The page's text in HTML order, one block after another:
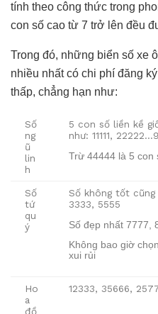
tính theo công thức trong
con số cao từ 7 trở lên đều
Trong đó, những biển số xe
nhiều nhất có chi phí đăng
thấp, chẳng hạn như:
Số
ng
ũ
lin
h
5 con số liền kề
như: 11111,
Trừ 44444 là 5 con
Số
tứ
qu
ý
Số không tốt cũng
3333, 5555
Số đẹp nhất 7777,
Không bao giờ
xui rủi
Ho
a
đồ
12333, 35666,